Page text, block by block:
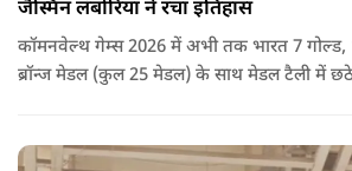
जैस्मिन लंबोरिया ने रचा इतिहास
कॉमनवेल्थ गेम्स 2026 में अभी तक भारत 7 गोल्ड, 12 सिल्वर और 6
ब्रॉन्ज मेडल (कुल 25 मेडल) के साथ मेडल टैली में